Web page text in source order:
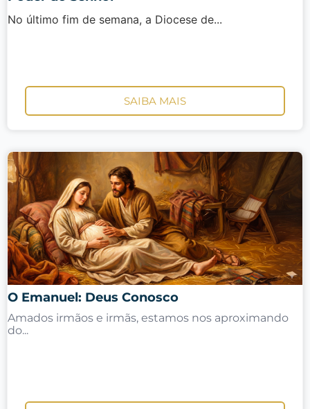
No último fim de semana, a Diocese de...
SAIBA MAIS
O Emanuel: Deus Conosco
Amados irmãos e irmãs, estamos nos aproximando
do...